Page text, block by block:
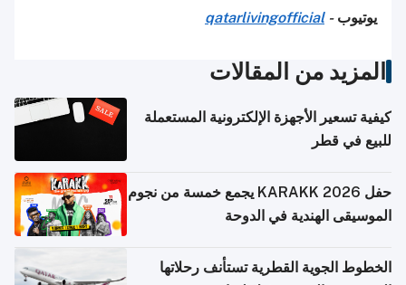
يوتيوب-
qatarlivingofficial
المزيد من المقالات
كيفية تسعير الأجهزة الإلكترونية المستعملة
للبيع في قطر
حفل KARAKK 2026 يجمع خمسة من نجوم
الموسيقى الهندية في الدوحة
الخطوط الجوية القطرية تستأنف رحلاتها